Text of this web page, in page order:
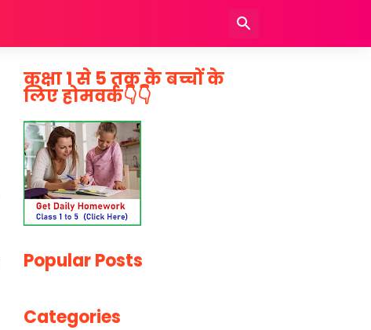
कक्षा 1 से 5 तक के बच्चों के
लिए होमवर्क👇👇
Popular Posts
Categories